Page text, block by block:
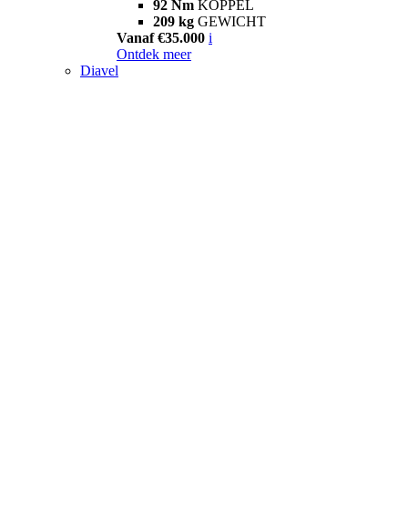
92 Nm KOPPEL
209 kg GEWICHT
Vanaf €35.000 i
Ontdek meer
Diavel